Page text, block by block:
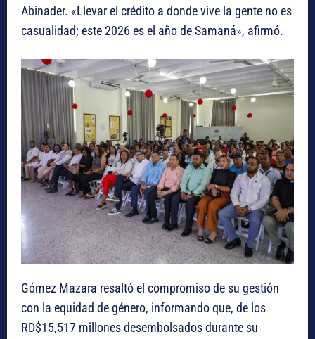
Abinader. «Llevar el crédito a donde vive la gente no es
casualidad; este 2026 es el año de Samaná», afirmó.
Gómez Mazara resaltó el compromiso de su gestión
con la equidad de género, informando que, de los
RD$15,517 millones desembolsados durante su